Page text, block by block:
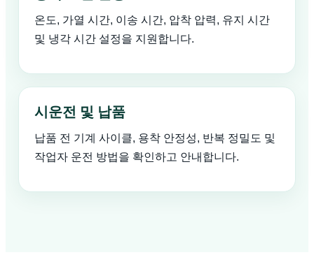
온도, 가열 시간, 이송 시간, 압착 압력, 유지 시간
및 냉각 시간 설정을 지원합니다.
시운전 및 납품
납품 전 기계 사이클, 용착 안정성, 반복 정밀도 및
작업자 운전 방법을 확인하고 안내합니다.